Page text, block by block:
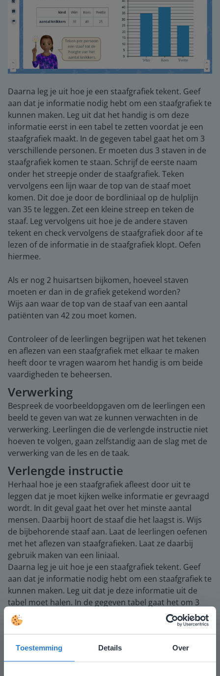
Toestemming Details Over
Daarna leg je uit hoe je een staafgrafiek tekent. Geef
aan dat je informatie nodig hebt om een staafgrafiek te
kunnen maken. Leg uit dat het handig is om deze
informatie eerst in een tabel te zetten voordat je een
staafgrafiek maakt. In de gegeven tabel gaat het om 3
verschillende personen. Er moeten dus 3 staven in de
staafgrafiek komen te staan. Schrijf de eerste naam
onder het streepje onder de staafgrafiek. Teken
vervolgens een lijn waar de top van de staaf moet
komen. Dit doe je door de bordliniaal op de hulplijn
van 35 te leggen. Zet een kleine streep en teken de
staaf. Leg vervolgens uit hoe je de andere staven
tekent en check vervolgens de staafgrafiek door af te
lezen of de informatie in de staafgrafiek klopt. Oefen
hiermee.
Als er nog 2 huisartsen bijkomen, hoeveel staven
moeten er dan in de grafiek getekend worden?
Wijs aan waar de top van de staaf van een aantal
patiënten van 42 zou moet komen.
Controleer of de leerlingen begrijpen wat het tekenen
en aflezen van een staafgrafiek met elkaar te maken
heeft door te vragen waarom het handig is om beide
vaardigheden te beheersen.
Verwerking
Bespreek de voorbeeldopgaven om de leerlingen een
beeld te geven van wat ze kunnen verwachten in de
verwerking. Leerlingen die de verlengde instructie niet
hoeven te volgen, gaan zelfstandig aan de slag met de
verwerking van de les en de taak.
Verlengde instructie
Herhaal hoe je een staafgrafiek afleest door uit te
leggen dat je moet kijken welke informatie er gevraagd
wordt. In dit geval gaat het over het minste aantal
mensen. Daarbij hoort de staaf die het laagst is. Wijs
de bijbehorende staaf aan. Laat de leerlingen oefenen
met het aflezen van staafgrafieken. Laat ze daarbij
gebruik maken van een liniaal.
Daarna leg je uit hoe je een staafgrafiek tekent. Geef
aan dat je informatie nodig hebt om een staafgrafiek te
kunnen maken. Leg uit dat je deze informatie uit de
tabel moet halen. In de gegeven tabel gaat het om 3
verschillende personen. Er moeten dus 3 staven in de
staafgrafiek komen te staan. Schrijf de eerste naam
onder het streepje onder de staafgrafiek. Teken
vervolgens een lijn waar de top van de staaf moet
komen. Dit doe je door de bordliniaal op de hulplijn